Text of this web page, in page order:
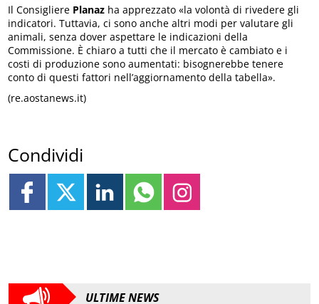
Il Consigliere Planaz ha apprezzato «la volontà di rivedere gli
indicatori. Tuttavia, ci sono anche altri modi per valutare gli
animali, senza dover aspettare le indicazioni della
Commissione. È chiaro a tutti che il mercato è cambiato e i
costi di produzione sono aumentati: bisognerebbe tenere
conto di questi fattori nell’aggiornamento della tabella».
(re.aostanews.it)
Condividi
ULTIME NEWS